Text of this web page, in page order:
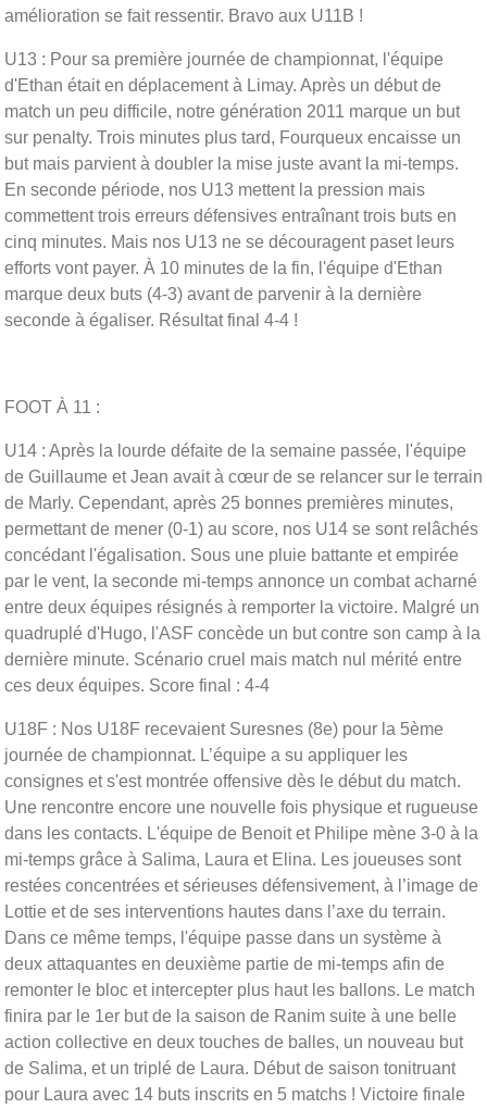
amélioration se fait ressentir. Bravo aux U11B !
U13 : Pour sa première journée de championnat, l'équipe
d'Ethan était en déplacement à Limay. Après un début de
match un peu difficile, notre génération 2011 marque un but
sur penalty. Trois minutes plus tard, Fourqueux encaisse un
but mais parvient à doubler la mise juste avant la mi-temps.
En seconde période, nos U13 mettent la pression mais
commettent trois erreurs défensives entraînant trois buts en
cinq minutes. Mais nos U13 ne se découragent paset leurs
efforts vont payer. À 10 minutes de la fin, l'équipe d'Ethan
marque deux buts (4-3) avant de parvenir à la dernière
seconde à égaliser. Résultat final 4-4 !
FOOT À 11 :
U14 : Après la lourde défaite de la semaine passée, l'équipe
de Guillaume et Jean avait à cœur de se relancer sur le terrain
de Marly. Cependant, après 25 bonnes premières minutes,
permettant de mener (0-1) au score, nos U14 se sont relâchés
concédant l'égalisation. Sous une pluie battante et empirée
par le vent, la seconde mi-temps annonce un combat acharné
entre deux équipes résignés à remporter la victoire. Malgré un
quadruplé d'Hugo, l'ASF concède un but contre son camp à la
dernière minute. Scénario cruel mais match nul mérité entre
ces deux équipes. Score final : 4-4
U18F : Nos U18F recevaient Suresnes (8e) pour la 5ème
journée de championnat. L’équipe a su appliquer les
consignes et s'est montrée offensive dès le début du match.
Une rencontre encore une nouvelle fois physique et rugueuse
dans les contacts. L'équipe de Benoit et Philipe mène 3-0 à la
mi-temps grâce à Salima, Laura et Elina. Les joueuses sont
restées concentrées et sérieuses défensivement, à l’image de
Lottie et de ses interventions hautes dans l’axe du terrain.
Dans ce même temps, l'équipe passe dans un système à
deux attaquantes en deuxième partie de mi-temps afin de
remonter le bloc et intercepter plus haut les ballons. Le match
finira par le 1er but de la saison de Ranim suite à une belle
action collective en deux touches de balles, un nouveau but
de Salima, et un triplé de Laura. Début de saison tonitruant
pour Laura avec 14 buts inscrits en 5 matchs ! Victoire finale